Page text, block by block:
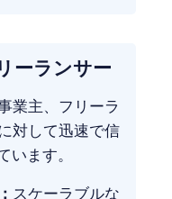
ーランサー
業主、フリーラ
対して迅速で信
います。
スケーラブルな